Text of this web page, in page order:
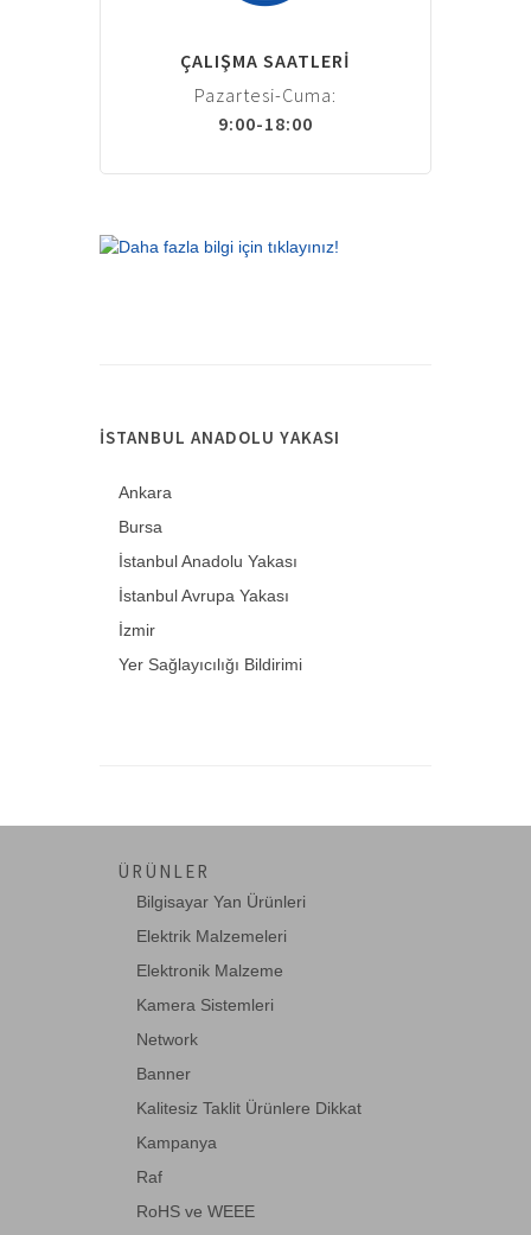
ÇALIŞMA SAATLERI
Pazartesi-Cuma:
9:00-18:00
İSTANBUL ANADOLU YAKASI
Ankara
Bursa
İstanbul Anadolu Yakası
İstanbul Avrupa Yakası
İzmir
Yer Sağlayıcılığı Bildirimi
ÜRÜNLER
Bilgisayar Yan Ürünleri
Elektrik Malzemeleri
Elektronik Malzeme
Kamera Sistemleri
Network
Banner
Kalitesiz Taklit Ürünlere Dikkat
Kampanya
Raf
RoHS ve WEEE